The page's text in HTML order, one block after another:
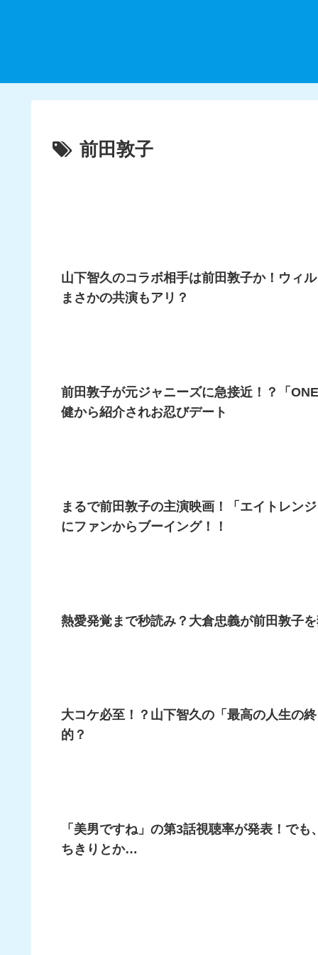
前田敦子
山下智久のコラボ相手は前田敦子か！ウィ
まさかの共演もアリ？
前田敦子が元ジャニーズに急接近！？「
健から紹介されお忍びデート
まるで前田敦子の主演映画！「エイトレン
にファンからブーイング！！
熱愛発覚まで秒読み？大倉忠義が前田敦子
大コケ必至！？山下智久の「最高の人生の
的？
「美男ですね」の第3話視聴率が発表！で
ちきりとか…